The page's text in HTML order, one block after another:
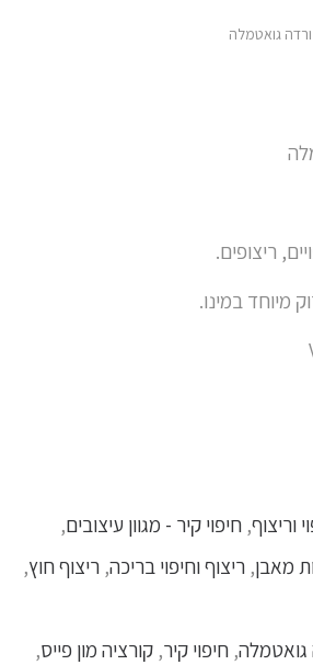
גואטמלה
ריצופים.
מיוחד במינו.
וריצוף, חיפוי קיר - מגוון עיצובים,
מאבן, ריצוף וחיפוי בריכה, ריצוף חוץ,
גואטמלה, חיפוי קיר, קורציה מון פייס,